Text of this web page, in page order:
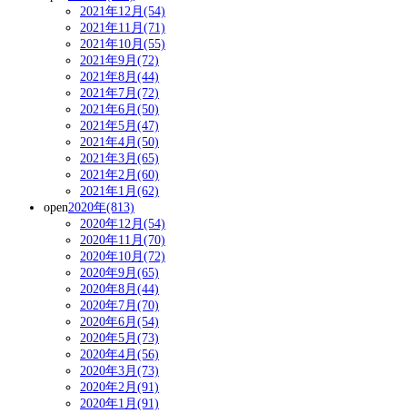
2021年12月(54)
2021年11月(71)
2021年10月(55)
2021年9月(72)
2021年8月(44)
2021年7月(72)
2021年6月(50)
2021年5月(47)
2021年4月(50)
2021年3月(65)
2021年2月(60)
2021年1月(62)
open2020年(813)
2020年12月(54)
2020年11月(70)
2020年10月(72)
2020年9月(65)
2020年8月(44)
2020年7月(70)
2020年6月(54)
2020年5月(73)
2020年4月(56)
2020年3月(73)
2020年2月(91)
2020年1月(91)